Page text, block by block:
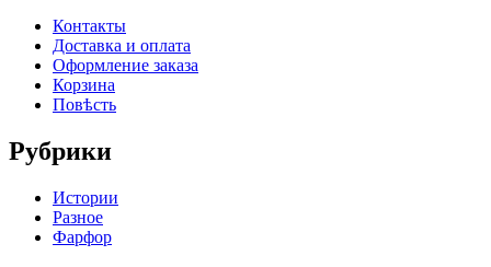
Контакты
Доставка и оплата
Оформление заказа
Корзина
Повѣсть
Рубрики
Истории
Разное
Фарфор